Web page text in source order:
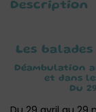
Description
Les
Déambulation
et dans
Du